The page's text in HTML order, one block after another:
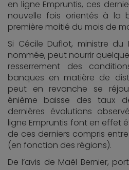
en ligne Empruntis, ces
nouvelle fois orientés à la
première moitié du mois de
Si Cécile Duflot, ministre
nommée, peut nourrir
resserrement des
banques en matière de
peut en revanche se
énième baisse des taux
dernières évolutions
ligne Empruntis font en effet
de ces derniers compris
(en fonction des régions).
De l’avis de Maël Bernier,